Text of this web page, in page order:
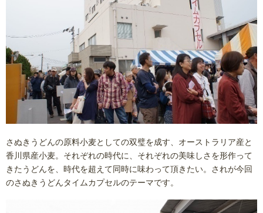
さぬきうどんの原料小麦としての双璧を成す、オーストラリア産と
香川県産小麦。それぞれの時代に、それぞれの美味しさを形作って
きたうどんを、時代を超えて同時に味わって頂きたい。されが今回
のさぬきうどんタイムカプセルのテーマです。